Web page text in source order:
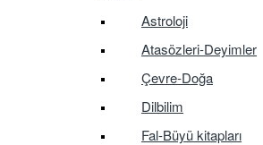
Astroloji
Atasözleri-Deyimler
Çevre-Doğa
Dilbilim
Fal-Büyü kitapları